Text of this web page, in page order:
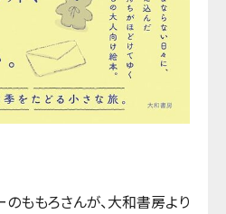
ももろさんが、大和書房より